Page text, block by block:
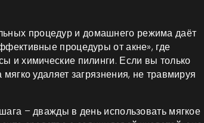
процедур и домашнего режима даёт
процедуры от акне», где
и химические пилинги. Если вы только
удаляет загрязнения, не травмируя
– дважды в день использовать мягкое